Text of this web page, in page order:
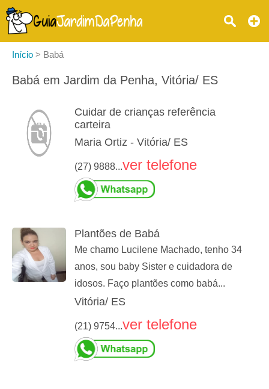
Início > Babá
Babá em Jardim da Penha, Vitória/ ES
Cuidar de crianças referência
carteira
Maria Ortiz - Vitória/ ES
(27) 9888...ver telefone
Plantões de Babá
Me chamo Lucilene Machado, tenho 34
anos, sou baby Sister e cuidadora de
idosos. Faço plantões como babá...
Vitória/ ES
(21) 9754...ver telefone